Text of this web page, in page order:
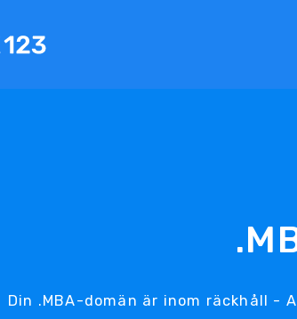
Din .MBA-domän är inom räckhåll -